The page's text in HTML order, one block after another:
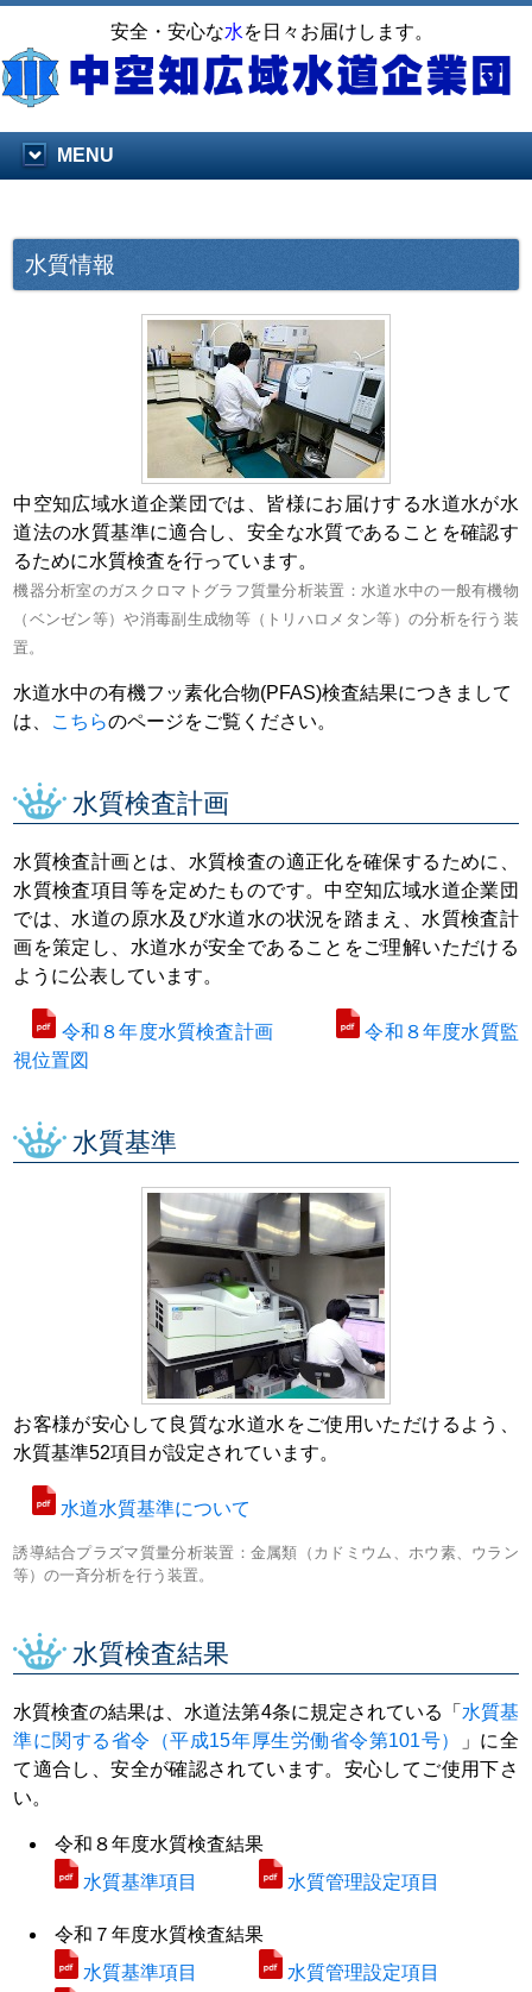
安全・安心な水を日々お届けします。
MENU
水質情報
中空知広域水道企業団では、皆様にお届けする水道水が水
道法の水質基準に適合し、安全な水質であることを確認す
るために水質検査を行っています。
機器分析室のガスクロマトグラフ質量分析装置：水道水中の一般有機物
（ベンゼン等）や消毒副生成物等（トリハロメタン等）の分析を行う装
置。
水道水中の有機フッ素化合物(PFAS)検査結果につきまして
は、
こちらのページをご覧ください。
水質検査計画
水質検査計画とは、水質検査の適正化を確保するために、
水質検査項目等を定めたものです。中空知広域水道企業団
では、水道の原水及び水道水の状況を踏まえ、水質検査計
画を策定し、水道水が安全であることをご理解いただける
ように公表しています。
令和８年度水質検査計画
令和８年度水質監
視位置図
水質基準
お客様が安心して良質な水道水をご使用いただけるよう、
水質基準52項目が設定されています。
水道水質基準について
誘導結合プラズマ質量分析装置：金属類（カドミウム、ホウ素、ウラン
等）の一斉分析を行う装置。
水質検査結果
水質検査の結果は、水道法第4条に規定されている「 水質基
準に関する省令（平成15年厚生労働省令第101号）
」に全
て適合し、安全が確認されています。安心してご使用下さ
い。
令和８年度水質検査結果
水質基準項目
水質管理設定項目
令和７年度水質検査結果
水質基準項目
水質管理設定項目